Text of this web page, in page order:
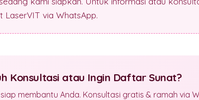
LaserVIT via WhatsApp.
Konsultasi atau Ingin Daftar Sunat?
membantu Anda. Konsultasi gratis & ramah via